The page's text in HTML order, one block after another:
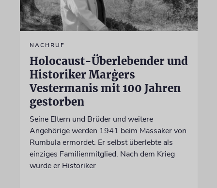
NACHRUF
Holocaust-Überlebender und
Historiker Marģers
Vestermanis mit 100 Jahren
gestorben
Seine Eltern und Brüder und weitere
Angehörige werden 1941 beim Massaker von
Rumbula ermordet. Er selbst überlebte als
einziges Familienmitglied. Nach dem Krieg
wurde er Historiker